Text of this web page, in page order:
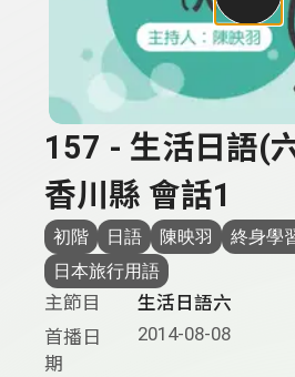
157 - 生活日語(
香川縣 會話1
初階 日語 陳映羽 終身學
日本旅行用語
主節目
生活日語六
首播日
期
2014-08-08